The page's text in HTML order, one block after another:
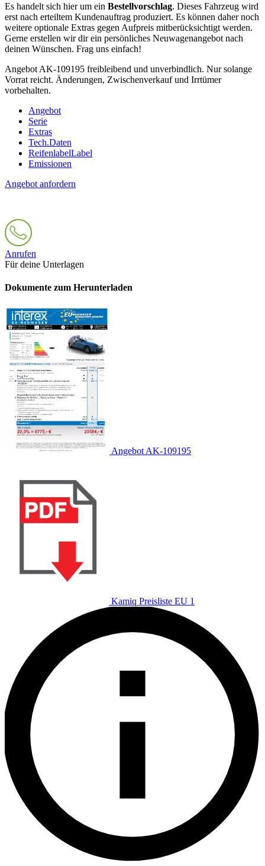
Es handelt sich hier um ein Bestellvorschlag. Dieses Fahrzeug wird
erst nach erteiltem Kundenauftrag produziert. Es können daher noch
weitere optionale Extras gegen Aufpreis mitberücksichtigt werden.
Gerne erstellen wir dir ein persönliches Neuwagenangebot nach
deinen Wünschen. Frag uns einfach!
Angebot AK-109195 freibleibend und unverbindlich. Nur solange
Vorrat reicht. Änderungen, Zwischenverkauf und Irrtümer
vorbehalten.
Angebot
Serie
Extras
Tech.Daten
ReifenlabelLabel
Emissionen
Angebot anfordern
Anrufen
Für deine Unterlagen
Dokumente zum Herunterladen
Angebot AK-109195
Kamiq Preisliste EU 1